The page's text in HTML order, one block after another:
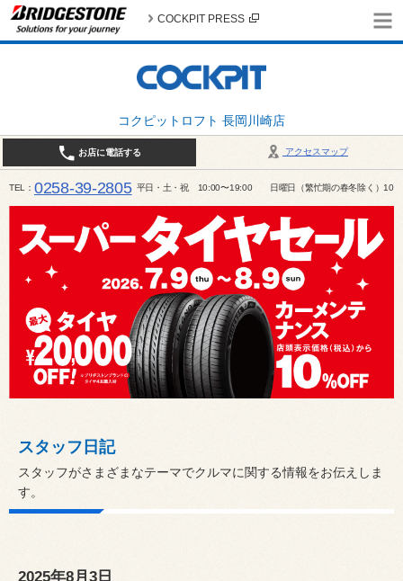
コクピットロフト 長岡川崎店
COCKPIT PRESS
アクセスマップ
お店に電話する
TEL 0258-39-2805 平日・土・祝 10:00〜19:00 日曜日（繁忙期の春冬除く）
スタッフ日記
スタッフがさまざまなテーマでクルマに関する情報をお伝えしま
す。
2025年8月3日